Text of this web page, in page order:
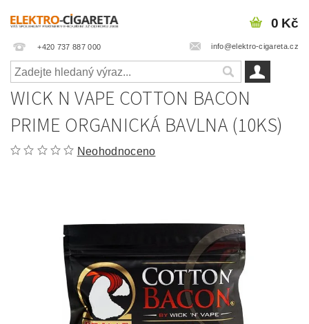
+420 737 887 000 info@elektro-cigareta.cz
0 Kč
WICK N VAPE COTTON BACON
PRIME ORGANICKÁ BAVLNA (10KS)
Neohodnoceno